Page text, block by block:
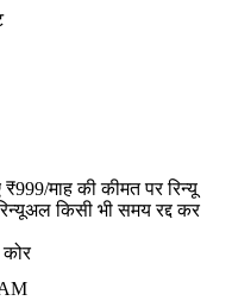
₹999/माह की कीमत पर रिन्यू
किसी भी समय रद्द कर